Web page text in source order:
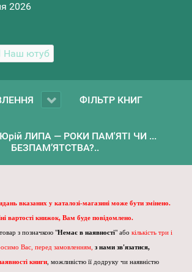
2026
Наш ютуб
ФІЛЬТР КНИГ
ЛИПА — РОКИ ПАМ'ЯТІ ЧИ ...
БЕЗПАМ’ЯТСТВА?..
вказаних у каталозі-магазині може бути змінено.
вартості книжок, Вам буде повідомлено.
з позначкою "Немає в наявності" або кількість три і
Вас, перед замовленням, з нами зв'язатися,
книги , можливістю її додруку чи наявністю